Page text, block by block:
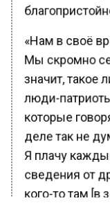
«Нам в своё
Мы скромно
значит, такое
люди-
которые
деле так не
Я плачу
сведения от
кого-то там [в